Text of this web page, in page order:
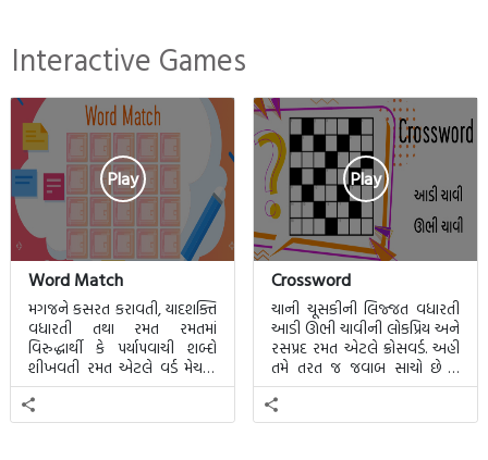
Interactive Games
Play
Word Match
મગજને કસરત કરાવતી, યાદશક્તિ
વધારતી તથા રમત રમતમાં
વિરુદ્ધાર્થી કે પર્યાપવાચી શબ્દો
શીખવતી રમત એટલે વર્ડ મેચમાં.
આ રમતમાં 20 બ્લોક પાછળ 20
શબ્દો છુપાયેલા હશે.
Play
Crossword
ચાની ચૂસકીની લિજ્જત વધારતી
આડી ઊભી ચાવીની લોકપ્રિય અને
રસપ્રદ રમત એટલે ક્રોસવર્ડ. અહીં
તમે તરત જ જવાબ સાચો છે કે
ખોટો તે જાણી શકાશે.